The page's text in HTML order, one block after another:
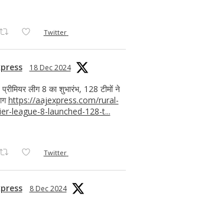
Twitter
18 Dec 2024
प्रीमियर लीग 8 का शुभारंभ, 128 टीमों ने
https://aajexpress.com/rural-
league-8-launched-128-t...
Twitter
8 Dec 2024